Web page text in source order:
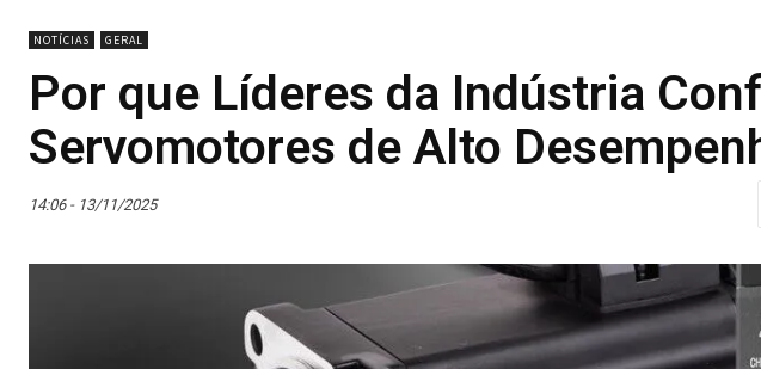
NOTÍCIAS GERAL
Por que Líderes da Indústria
Servomotores de Alto
14:06 - 13/11/2025